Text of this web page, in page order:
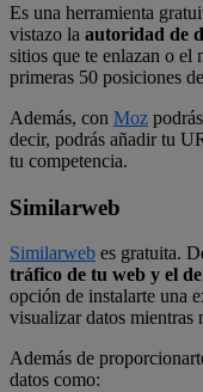
Es una herramienta
vistazo la autoridad de
sitios que te enlazan o el
primeras 50 posiciones
Además, con Moz
decir, podrás añadir tu
tu competencia.
Similarweb
Similarweb es gratuita.
tráfico de tu web y el
opción de instalarte una
visualizar datos mientras
Además de
datos como: